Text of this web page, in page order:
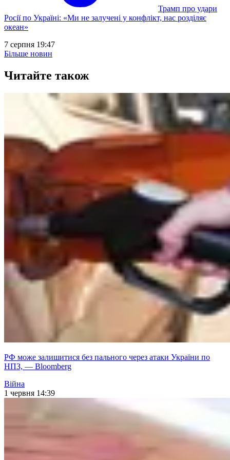
Трамп про удари
Росії по Україні: «Ми не залучені у конфлікт, нас розділяє
океан»
7 серпня 19:47
Більше новин
Читайте також
РФ може залишитися без пального через атаки України по
НПЗ, — Bloomberg
Війна
1 червня 14:39